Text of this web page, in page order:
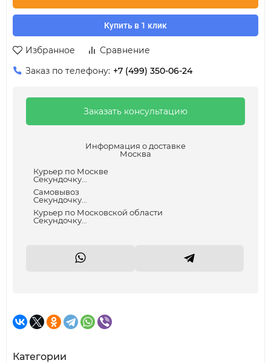
Купить в 1 клик
Избранное
Сравнение
Заказ по телефону: +7 (499) 350-06-24
Заказать консультацию
Информация о доставке
Москва
Курьер по Москве
Секундочку...
Самовывоз
Секундочку...
Курьер по Московской области
Секундочку...
Категории